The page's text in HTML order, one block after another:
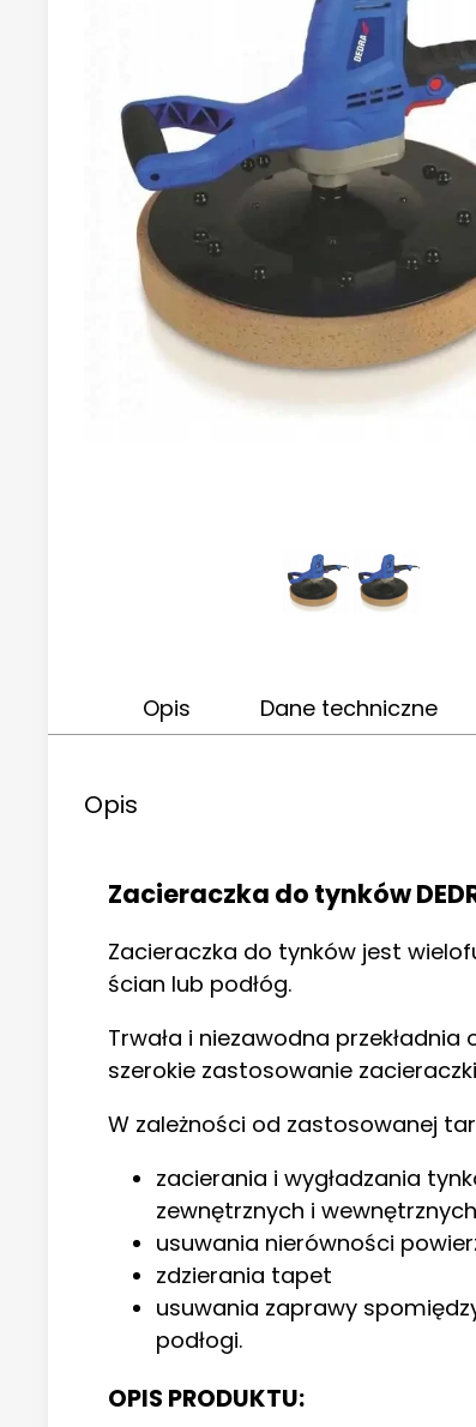
Opis Dane techniczne
Opis
Zacieraczka do tynków
Zacieraczka do tynków jest
ścian lub podłóg.
Trwała i niezawodna
szerokie zastosowanie
W zależności od zastosowanej
zacierania i wygładzania
zewnętrznych i wewnętrznych
usuwania nierówności
zdzierania tapet
usuwania zaprawy
podłogi.
OPIS PRODUKTU: